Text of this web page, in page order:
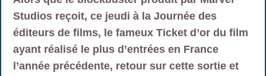
Studios reçoit, ce jeudi à la Journée des
éditeurs de films, le fameux Ticket d’or du film
ayant réalisé le plus d’entrées en France
l’année précédente, retour sur cette sortie et